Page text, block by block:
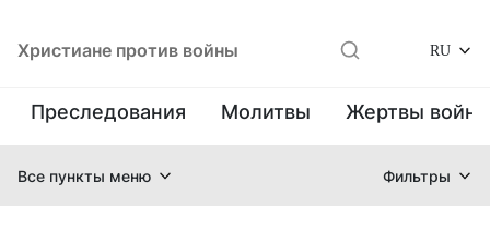
Христиане против войны RU
Преследования Молитвы Жертвы
Все пункты меню Фильтры